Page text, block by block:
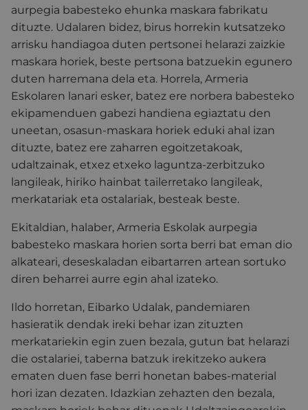
aurpegia babesteko ehunka maskara fabrikatu
dituzte. Udalaren bidez, birus horrekin kutsatzeko
arrisku handiagoa duten pertsonei helarazi zaizkie
maskara horiek, beste pertsona batzuekin egunero
duten harremana dela eta. Horrela, Armeria
Eskolaren lanari esker, batez ere norbera babesteko
ekipamenduen gabezi handiena egiaztatu den
uneetan, osasun-maskara horiek eduki ahal izan
dituzte, batez ere zaharren egoitzetakoak,
udaltzainak, etxez etxeko laguntza-zerbitzuko
langileak, hiriko hainbat tailerretako langileak,
merkatariak eta ostalariak, besteak beste.
Ekitaldian, halaber, Armeria Eskolak aurpegia
babesteko maskara horien sorta berri bat eman dio
alkateari, deseskaladan eibartarren artean sortuko
diren beharrei aurre egin ahal izateko.
Ildo horretan, Eibarko Udalak, pandemiaren
hasieratik dendak ireki behar izan zituzten
merkatariekin egin zuen bezala, gutun bat helarazi
die ostalariei, taberna batzuk irekitzeko aukera
ematen duen fase berri honetan babes-material
hori izan dezaten. Idazkian zehazten den bezala,